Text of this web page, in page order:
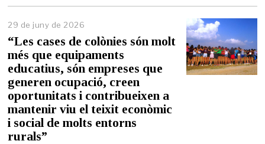
29 de juny de 2026
d
e
n
y
e
“Les cases de colònies són molt
més que equipaments
educatius, són empreses que
generen ocupació, creen
oportunitats i contribueixen a
mantenir viu el teixit econòmic
i social de molts entorns
rurals”